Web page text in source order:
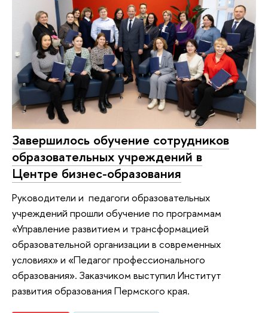
Завершилось обучение сотрудников
образовательных учреждений в
Центре бизнес-образования
Руководители и педагоги образовательных
учреждений прошли обучение по программам
«Управление развитием и трансформацией
образовательной организации в современных
условиях» и «Педагог профессионального
образования». Заказчиком выступил Институт
развития образования Пермского края.